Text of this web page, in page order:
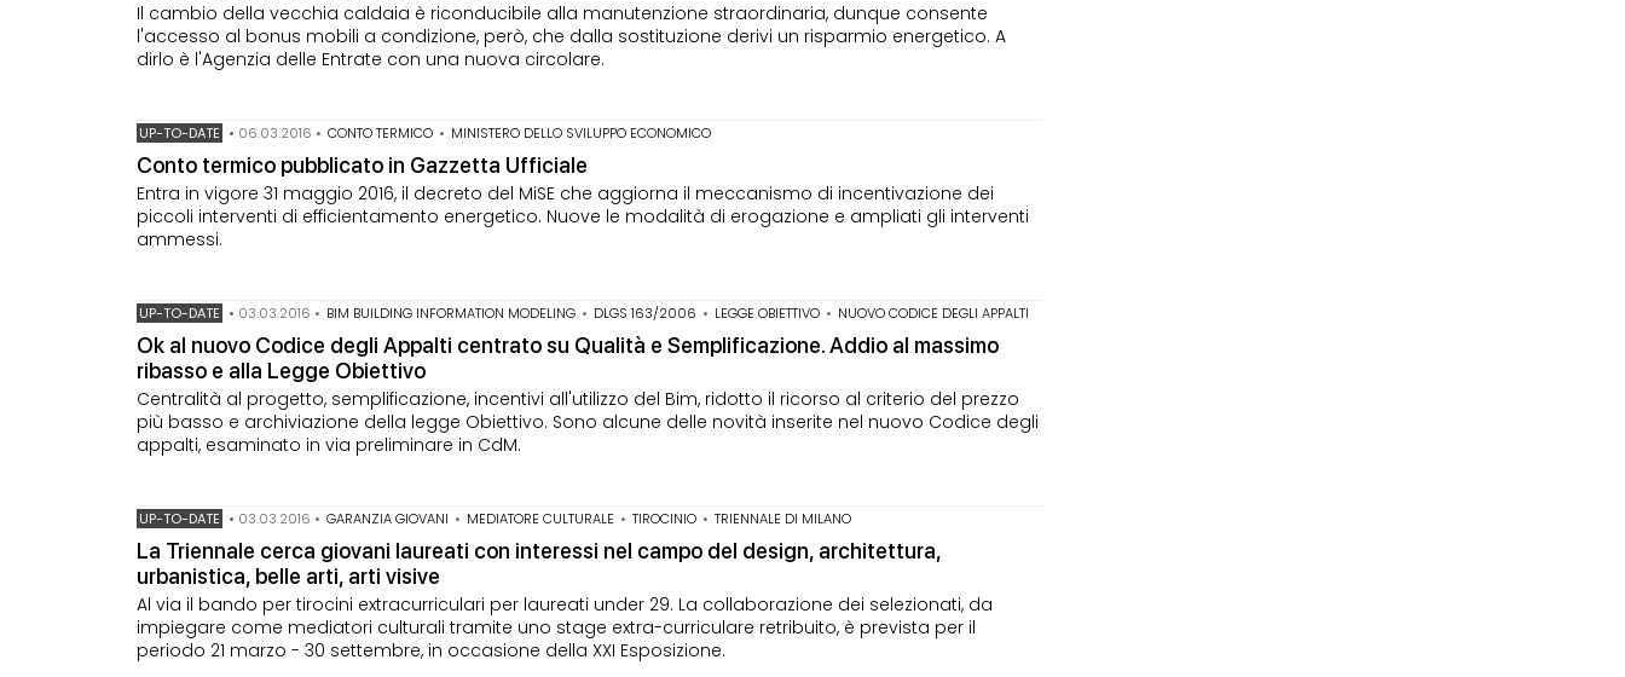
Il cambio della vecchia caldaia è riconducibile alla manutenzione straordinaria, dunque consente
l'accesso al bonus mobili a condizione, però, che dalla sostituzione derivi un risparmio energetico. A
dirlo è l'Agenzia delle Entrate con una nuova circolare.
UP-TO-DATE • 06.03.2016 • CONTO TERMICO • MINISTERO DELLO SVILUPPO ECONOMICO
Conto termico pubblicato in Gazzetta Ufficiale
Entra in vigore 31 maggio 2016, il decreto del MiSE che aggiorna il meccanismo di incentivazione dei
piccoli interventi di efficientamento energetico. Nuove le modalità di erogazione e ampliati gli interventi
ammessi.
UP-TO-DATE • 03.03.2016 • BIM BUILDING INFORMATION MODELING • DLGS 163/2006 • LEGGE OBIETTIVO • NUOVO CODICE DEGLI APPALTI
Ok al nuovo Codice degli Appalti centrato su Qualità e Semplificazione. Addio al massimo
ribasso e alla Legge Obiettivo
Centralità al progetto, semplificazione, incentivi all'utilizzo del Bim, ridotto il ricorso al criterio del prezzo
più basso e archiviazione della legge Obiettivo. Sono alcune delle novità inserite nel nuovo Codice degli
appalti, esaminato in via preliminare in CdM.
UP-TO-DATE • 03.03.2016 • GARANZIA GIOVANI • MEDIATORE CULTURALE • TIROCINIO • TRIENNALE DI MILANO
La Triennale cerca giovani laureati con interessi nel campo del design, architettura,
urbanistica, belle arti, arti visive
Al via il bando per tirocini extracurriculari per laureati under 29. La collaborazione dei selezionati, da
impiegare come mediatori culturali tramite uno stage extra-curriculare retribuito, è prevista per il
periodo 21 marzo - 30 settembre, in occasione della XXI Esposizione.